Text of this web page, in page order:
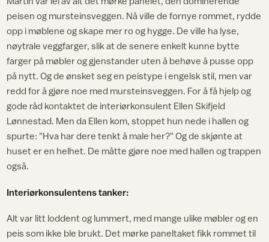
peisen og mursteinsveggen. Nå ville de fornye rommet, rydde
opp i møblene og skape mer ro og hygge. De ville ha lyse,
nøytrale veggfarger, slik at de senere enkelt kunne bytte
farger på møbler og gjenstander uten å behøve å pusse opp
på nytt. Og de ønsket seg en peistype i engelsk stil, men var
redd for å gjøre noe med mursteinsveggen. For å få hjelp og
gode råd kontaktet de interiørkonsulent Ellen Skifjeld
Lønnestad. Men da Ellen kom, stoppet hun nede i hallen og
spurte: "Hva har dere tenkt å male her?" Og de skjønte at
huset er en helhet. De måtte gjøre noe med hallen og trappen
også.
Interiørkonsulentens tanker:
Alt var litt loddent og lummert, med mange ulike møbler og en
peis som ikke ble brukt. Det mørke paneltaket fikk rommet til